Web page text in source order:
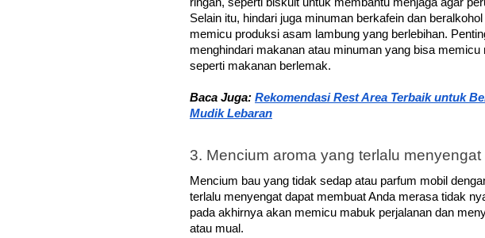
Selain itu, hindari juga minuman berkafein dan
memicu produksi asam lambung yang berlebihan.
menghindari makanan atau minuman yang bisa memicu
seperti makanan berlemak.
Baca Juga: Rekomendasi Rest Area Terbaik untuk
Mudik Lebaran
3. Mencium aroma yang terlalu menyengat
Mencium bau yang tidak sedap atau parfum mobil
terlalu menyengat dapat membuat Anda merasa tidak
pada akhirnya akan memicu mabuk perjalanan dan
atau mual.